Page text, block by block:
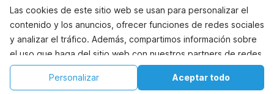
Las cookies de este sitio web se usan para personalizar el
contenido y los anuncios, ofrecer funciones de redes sociales
y analizar el tráfico. Además, compartimos información sobre
el uso que haga del sitio web con nuestros partners de redes
sociales, publicidad y análisis web, quienes pueden
combinarla con otra información que les haya proporcionado
Aceptar todo
Personalizar
Destinos más populares para vacaciones
Ciudades con los mejores servicios para vacaciones
Alquileres vacacionales para familias con niños santa-teresa-gallura
Alquileres vacacionales para familias con niños pula
Vacaciones con perro - Alquileres vacacionales que aceptan
Servicios populares para vacaciones en Marinella
Vacaciones con perro - Alquileres vacacionales que aceptan
mascotas
Ciudades populares para vacaciones en Cerdena
Inicio Lista de deseos Reservas Cuenta